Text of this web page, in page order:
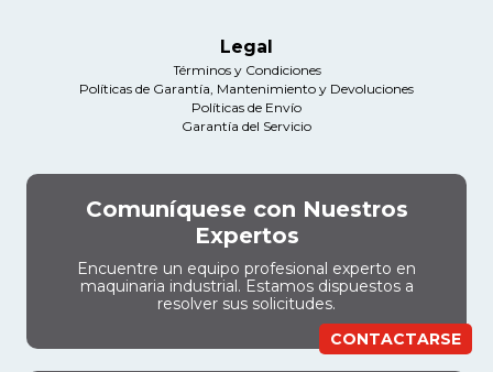
Legal
Términos y Condiciones
Políticas de Garantía, Mantenimiento y Devoluciones
Políticas de Envío
Garantía del Servicio
Comuníquese con Nuestros
Expertos
Encuentre un equipo profesional experto en
maquinaria industrial. Estamos dispuestos a
resolver sus solicitudes.
CONTACTARSE